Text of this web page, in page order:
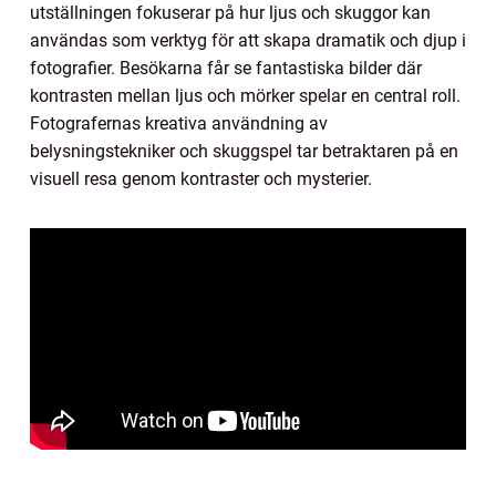
utställningen fokuserar på hur ljus och skuggor kan
användas som verktyg för att skapa dramatik och djup i
fotografier. Besökarna får se fantastiska bilder där
kontrasten mellan ljus och mörker spelar en central roll.
Fotografernas kreativa användning av
belysningstekniker och skuggspel tar betraktaren på en
visuell resa genom kontraster och mysterier.